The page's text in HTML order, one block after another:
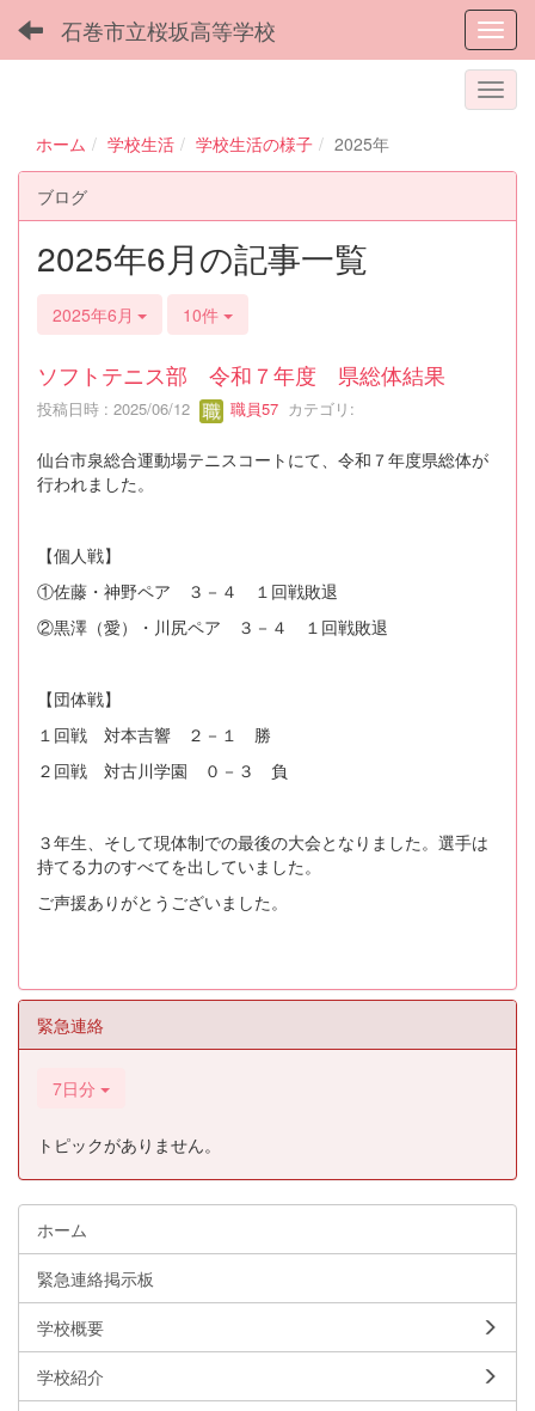
石巻市立桜坂高等学校
ホーム 学校生活 学校生活の様子 2025年
ブログ
2025年6月の記事一覧
2025年6月 10件
ソフトテニス部 令和７年度 県総体結果
投稿日時 : 2025/06/12 職員57 カテゴリ:
仙台市泉総合運動場テニスコートにて、令和７年度県総体が
行われました。
【個人戦】
①佐藤・神野ペア ３－４ １回戦敗退
②黒澤（愛）・川尻ペア ３－４ １回戦敗退
【団体戦】
１回戦 対本吉響 ２－１ 勝
２回戦 対古川学園 ０－３ 負
３年生、そして現体制での最後の大会となりました。選手は
持てる力のすべてを出していました。
ご声援ありがとうございました。
緊急連絡
7日分
トピックがありません。
ホーム
緊急連絡掲示板
学校概要
学校紹介